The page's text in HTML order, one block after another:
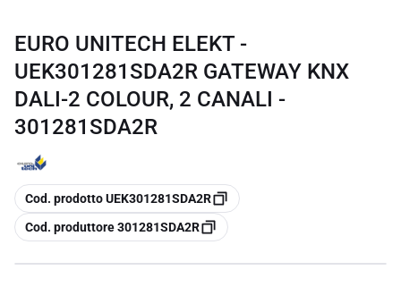
EURO UNITECH ELEKT -
UEK301281SDA2R GATEWAY KNX
DALI-2 COLOUR, 2 CANALI -
301281SDA2R
copia
Cod. prodotto UEK301281SDA2R
copia
Cod. produttore 301281SDA2R